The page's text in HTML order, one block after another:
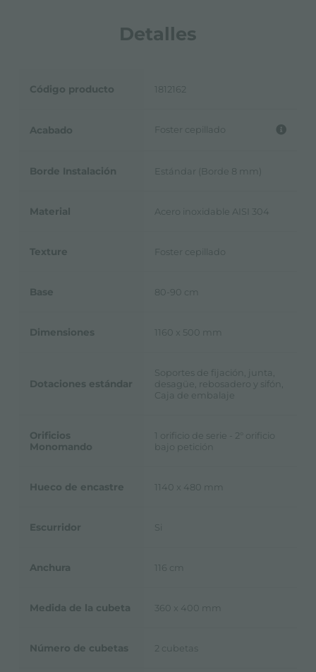
Detalles
Código producto 1812162
Acabado Foster cepillado
Borde Instalación Estándar (Borde 8 mm)
Material Acero inoxidable AISI 304
Texture Foster cepillado
Base 80-90 cm
Dimensiones 1160 x 500 mm
Dotaciones estándar
Soportes de fijación, junta,
desagüe, rebosadero y sifón,
Caja de embalaje
Orificios
Monomando
1 orificio de serie - 2° orificio
bajo petición
Hueco de encastre 1140 x 480 mm
Escurridor Si
Anchura 116 cm
Medida de la cubeta 360 x 400 mm
Número de cubetas 2 cubetas